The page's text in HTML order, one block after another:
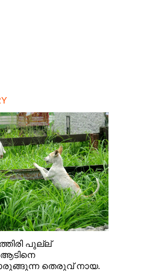
പുല്ല്
ആടിനെ
തെരുവ് നായ.